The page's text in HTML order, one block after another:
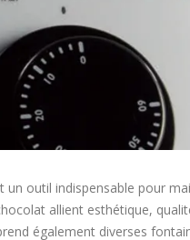
outil indispensable pour
allient esthétique,
également diverses